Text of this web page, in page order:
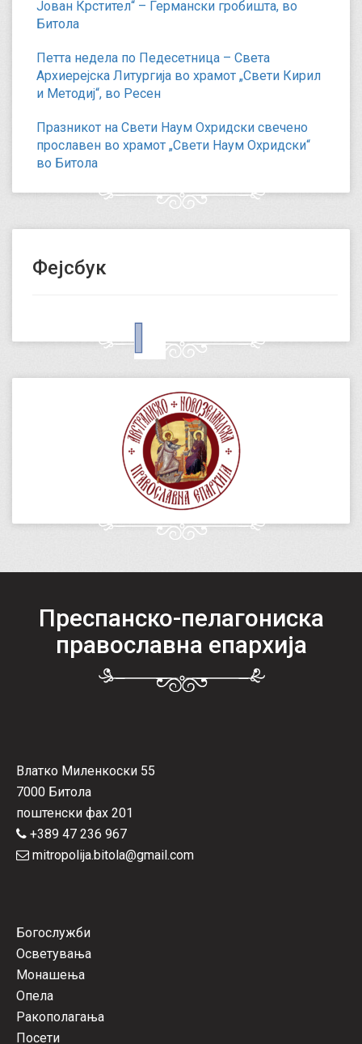
Јован Крстител“ – Германски гробишта, во
Битола
Петта недела по Педесетница – Света
Архиерејска Литургија во храмот „Свети Кирил
и Методиј“, во Ресен
Празникот на Свети Наум Охридски свечено
прославен во храмот „Свети Наум Охридски“
во Битола
Фејсбук
Преспанско-пелагониска
православна епархија
Влатко Миленкоски 55
7000 Битола
поштенски фах 201
+389 47 236 967
mitropolija.bitola@gmail.com
Богослужби
Осветувања
Монашења
Опела
Ракополагања
Посети